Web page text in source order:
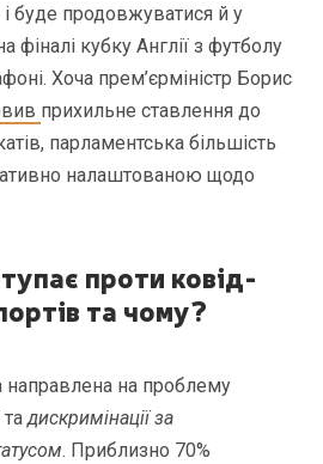
буде продовжуватися й у
фіналі кубку Англії з футболу
Хоча прем’єрміністр Борис
прихильне ставлення до
парламентська більшість
налаштованою щодо
проти ковід-
та чому?
направлена на проблему
тадискримінації за
. Приблизно 70%